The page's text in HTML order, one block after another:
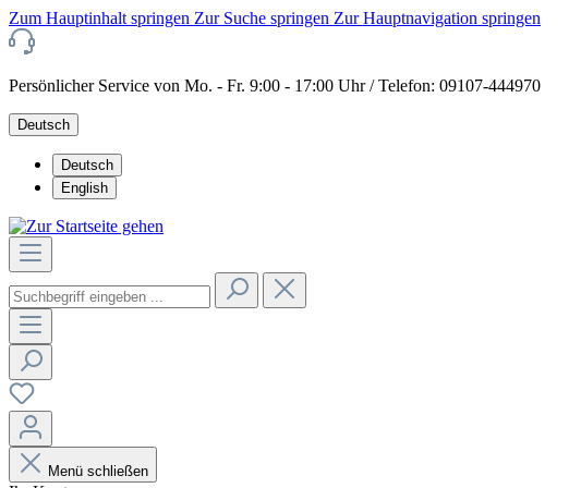
Zum Hauptinhalt springen Zur Suche springen Zur Hauptnavigation springen
Persönlicher Service von Mo. - Fr. 9:00 - 17:00 Uhr / Telefon: 09107-444970
Deutsch
Deutsch
English
Menü schließen